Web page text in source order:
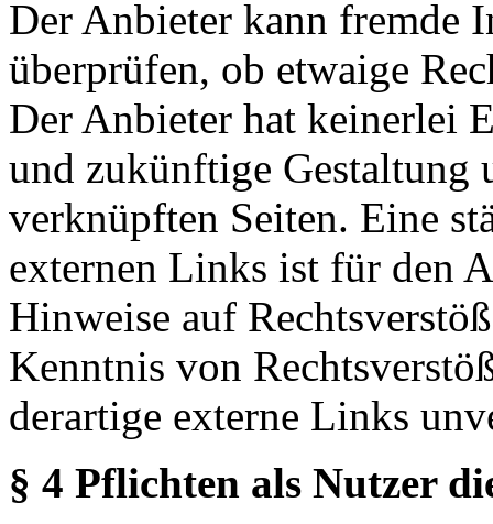
Der Anbieter kann fremde
überprüfen, ob etwaige
Der Anbieter hat keinerlei
und zukünftige Gestaltung
verknüpften Seiten. Eine
externen Links ist für den
Hinweise auf
Kenntnis von
derartige externe Links
§ 4 Pflichten als Nutzer